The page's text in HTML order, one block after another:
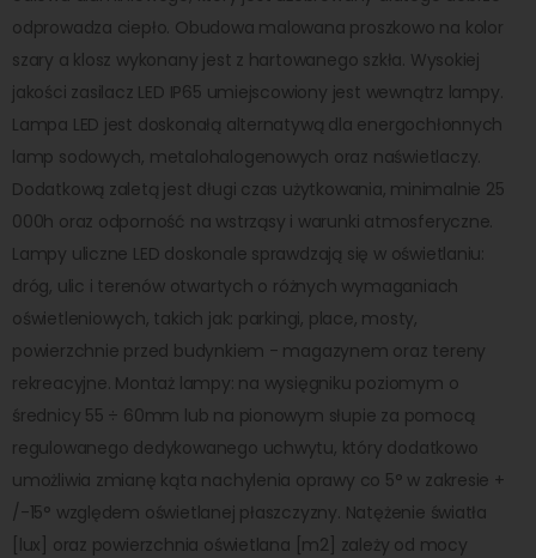
odprowadza ciepło. Obudowa malowana proszkowo na kolor
szary a klosz wykonany jest z hartowanego szkła. Wysokiej
jakości zasilacz LED IP65 umiejscowiony jest wewnątrz lampy.
Lampa LED jest doskonałą alternatywą dla energochłonnych
lamp sodowych, metalohalogenowych oraz naświetlaczy.
Dodatkową zaletą jest długi czas użytkowania, minimalnie 25
000h oraz odporność na wstrząsy i warunki atmosferyczne.
Lampy uliczne LED doskonale sprawdzają się w oświetlaniu:
dróg, ulic i terenów otwartych o różnych wymaganiach
oświetleniowych, takich jak: parkingi, place, mosty,
powierzchnie przed budynkiem - magazynem oraz tereny
rekreacyjne. Montaż lampy: na wysięgniku poziomym o
średnicy 55 ÷ 60mm lub na pionowym słupie za pomocą
regulowanego dedykowanego uchwytu, który dodatkowo
umożliwia zmianę kąta nachylenia oprawy co 5° w zakresie +
/-15° względem oświetlanej płaszczyzny. Natężenie światła
[lux] oraz powierzchnia oświetlana [m2] zależy od mocy